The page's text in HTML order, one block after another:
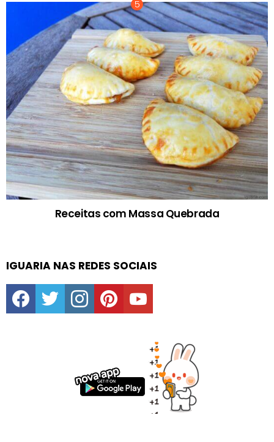
Receitas com Massa Quebrada
IGUARIA NAS REDES SOCIAIS
facebooktwitter instagrampinterestyoutube